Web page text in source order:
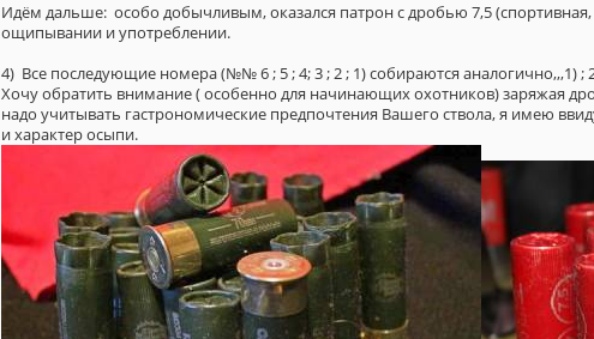
Идём дальше: особо добычливым, оказался патрон с дробью 7,5
ощипывании и употреблении.
4) Все последующие номера (№№ 6 ; 5 ; 4; 3 ; 2 ; 1) собираются аналогично,,,1) ;
Хочу обратить внимание ( особенно для начинающих охотников) заряжая
надо учитывать гастрономические предпочтения Вашего ствола, я имею
и характер осыпи.